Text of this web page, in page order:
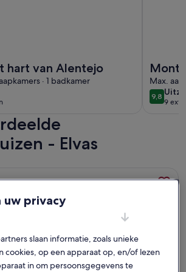
hart van Alentejo
· 1 badkamer
T6
Max.
9,89,8 op
9
- Elvas
Sobreira Cottage @ Horta Vermelha |
privacy
slaan informatie, zoals unieke
cookies, op een apparaat op, en/of lezen
in om persoonsgegevens te